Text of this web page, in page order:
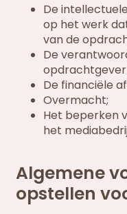
De
op het werk
van de
De
opdrachtgever
De financiële
Overmacht;
Het beperken
het
Algemene
opstellen